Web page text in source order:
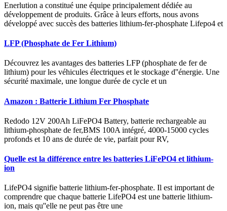
Enerlution a constitué une équipe principalement dédiée au
développement de produits. Grâce à leurs efforts, nous avons
développé avec succès des batteries lithium-fer-phosphate Lifepo4 et
LFP (Phosphate de Fer Lithium)
Découvrez les avantages des batteries LFP (phosphate de fer de
lithium) pour les véhicules électriques et le stockage d''énergie. Une
sécurité maximale, une longue durée de cycle et un
Amazon : Batterie Lithium Fer Phosphate
Redodo 12V 200Ah LiFePO4 Battery, batterie rechargeable au
lithium-phosphate de fer,BMS 100A intégré, 4000-15000 cycles
profonds et 10 ans de durée de vie, parfait pour RV,
Quelle est la différence entre les batteries LiFePO4 et lithium-
ion
LifePO4 signifie batterie lithium-fer-phosphate. Il est important de
comprendre que chaque batterie LifePO4 est une batterie lithium-
ion, mais qu''elle ne peut pas être une